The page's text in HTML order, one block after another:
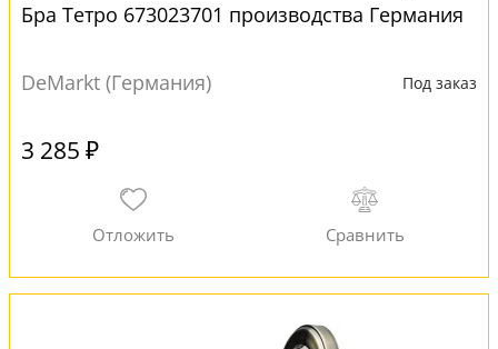
Бра Тетро 673023701 производства Германия
DeMarkt (Германия) Под заказ
3 285 ₽